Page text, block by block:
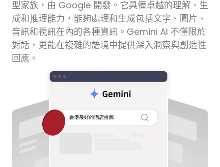
型家族，由 Google 開發。它具備卓越的理解、生
成和推理能力，能夠處理和生成包括文字、圖片、
音訊和視訊在內的各種資訊。Gemini AI 不僅限於
對話，更能在複雜的語境中提供深入洞察與創造性
回應。